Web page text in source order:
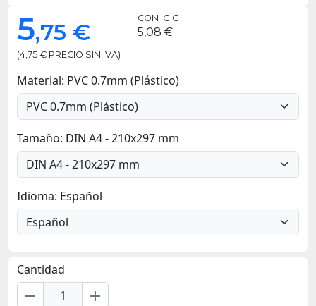
5,75 €
(4,75 € PRECIO SIN IVA)
CON IGIC
5,08 €
Material: PVC 0.7mm (Plástico)
Tamaño: DIN A4 - 210x297 mm
Idioma: Español
Cantidad
remove add